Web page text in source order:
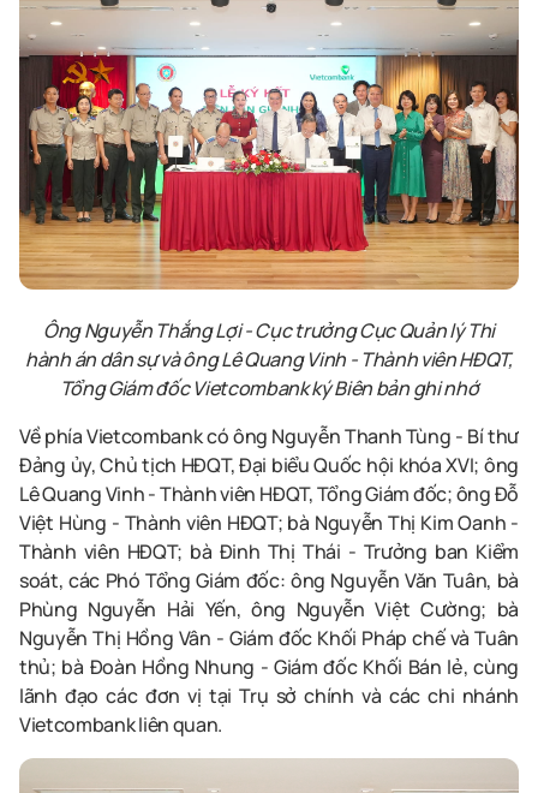
Ông Nguyễn Thắng Lợi - Cục trưởng Cục Quản lý Thi
hành án dân sự và ông Lê Quang Vinh - Thành viên HĐQT,
Tổng Giám đốc Vietcombank ký Biên bản ghi nhớ
Về phía Vietcombank có ông Nguyễn Thanh Tùng - Bí thư
Đảng ủy, Chủ tịch HĐQT, Đại biểu Quốc hội khóa XVI; ông
Lê Quang Vinh - Thành viên HĐQT, Tổng Giám đốc; ông Đỗ
Việt Hùng - Thành viên HĐQT; bà Nguyễn Thị Kim Oanh -
Thành viên HĐQT; bà Đinh Thị Thái - Trưởng ban Kiểm
soát, các Phó Tổng Giám đốc: ông Nguyễn Văn Tuân, bà
Phùng Nguyễn Hải Yến, ông Nguyễn Việt Cường; bà
Nguyễn Thị Hồng Vân - Giám đốc Khối Pháp chế và Tuân
thủ; bà Đoàn Hồng Nhung - Giám đốc Khối Bán lẻ, cùng
lãnh đạo các đơn vị tại Trụ sở chính và các chi nhánh
Vietcombank liên quan.